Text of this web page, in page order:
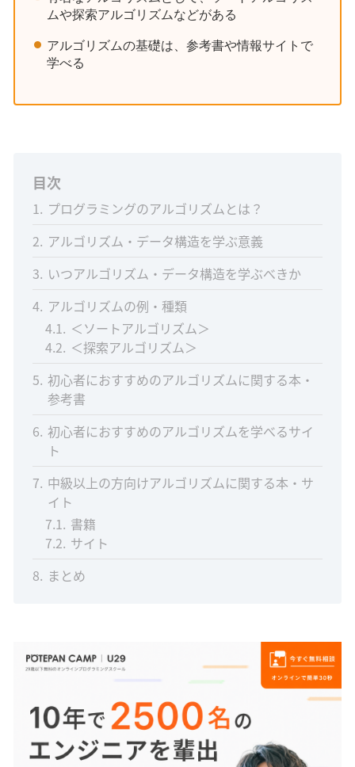
ムや探索アルゴリズムなどがある
アルゴリズムの基礎は、参考書や情報サイトで
学べる
目次
1 プログラミングのアルゴリズムとは？
2 アルゴリズム・データ構造を学ぶ意義
3 いつアルゴリズム・データ構造を学ぶべきか
4 アルゴリズムの例・種類
4.1 ＜ソートアルゴリズム＞
4.2 ＜探索アルゴリズム＞
5 初心者におすすめのアルゴリズムに関する本・
参考書
6 初心者におすすめのアルゴリズムを学べるサイ
ト
7 中級以上の方向けアルゴリズムに関する本・サ
イト
7.1 書籍
7.2 サイト
8 まとめ